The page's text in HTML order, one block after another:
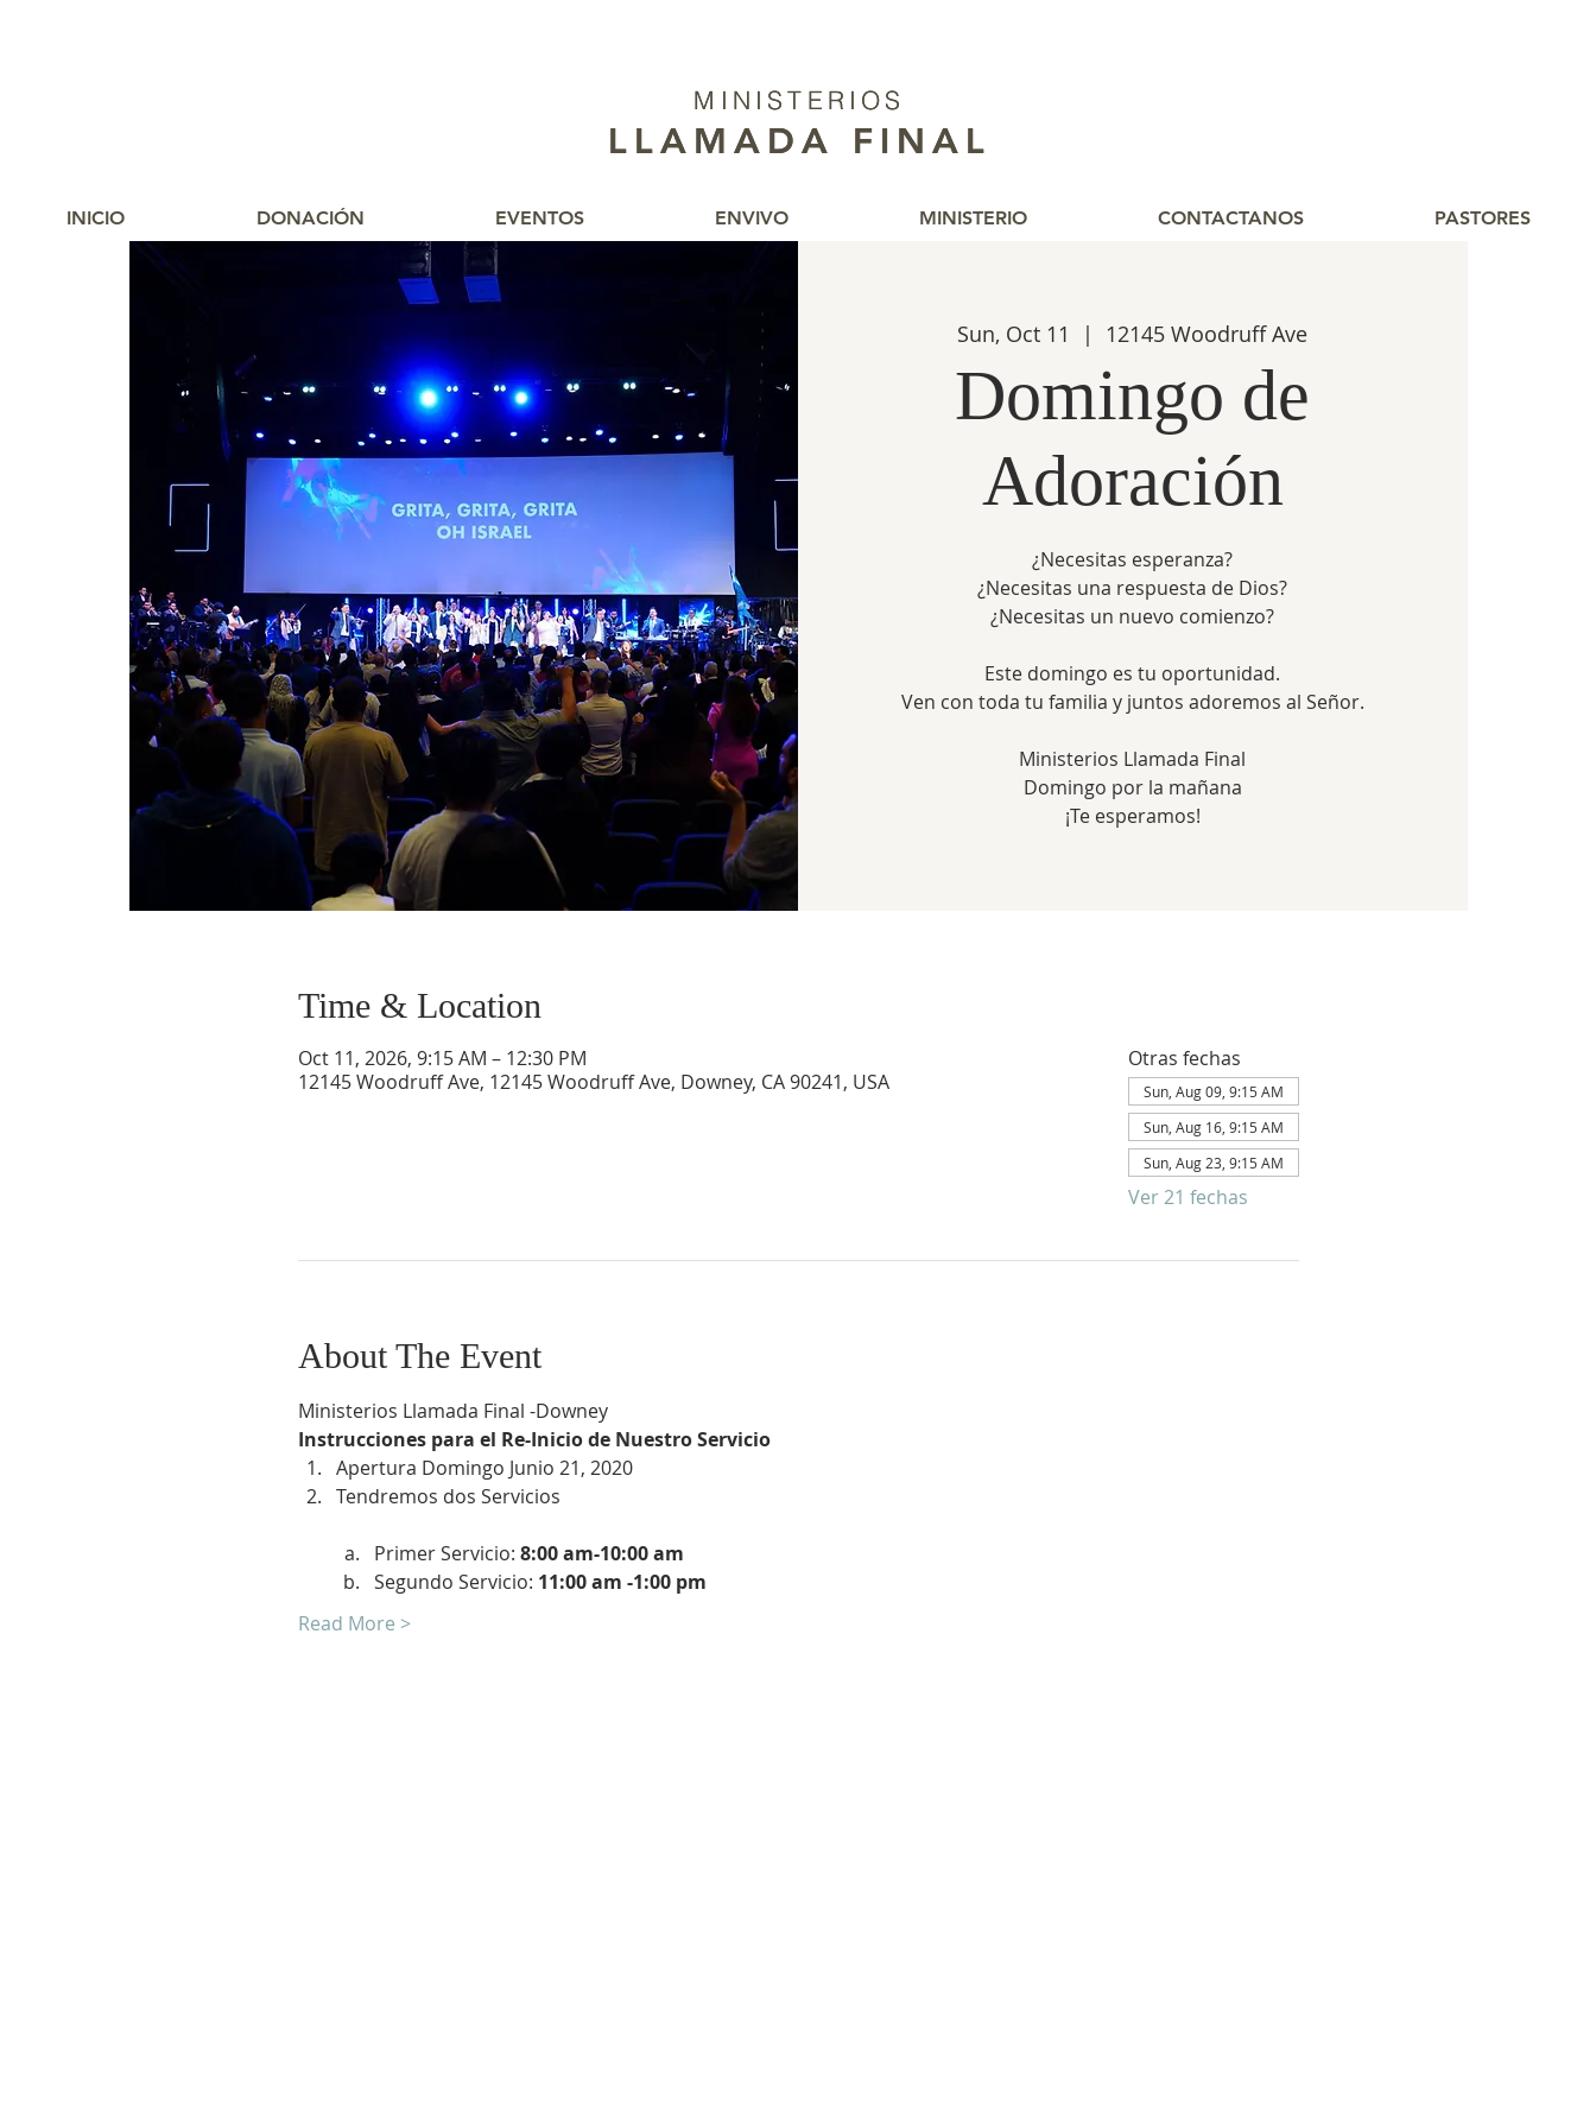
MINISTERIOS
LLAMADA FINAL
MINISTERIOS
LLAMADA FINAL
INICIO DONACIÓN EVENTOS ENVIVO MINISTERIO CONTACTANOS PASTORES
Sun, Oct 11
  |
12145 Woodruff Ave
Domingo de
Adoración
¿Necesitas esperanza?
¿Necesitas una respuesta de Dios?
¿Necesitas un nuevo comienzo?
Este domingo es tu oportunidad.
Ven con toda tu familia y juntos adoremos al Señor.
Ministerios Llamada Final
Domingo por la mañana
¡Te esperamos!
Time & Location
Oct 11, 2026, 9:15 AM – 12:30 PM
12145 Woodruff Ave, 12145 Woodruff Ave, Downey, CA 90241, USA
Otras fechas
Sun, Aug 09, 9:15 AM
Sun, Aug 16, 9:15 AM
Sun, Aug 23, 9:15 AM
Ver 21 fechas
About The Event
Ministerios Llamada Final -Downey
Instrucciones para el Re-Inicio de Nuestro Servicio
Apertura Domingo Junio 21, 2020
Tendremos dos Servicios
Primer Servicio: 8:00 am-10:00 am
Segundo Servicio: 11:00 am -1:00 pm
Read More >